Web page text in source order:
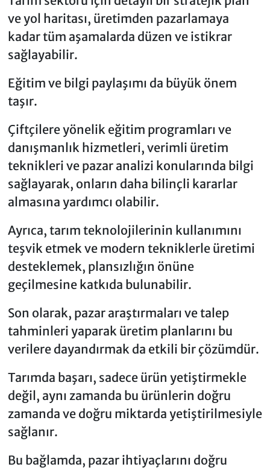
ve yol haritası, üretimden pazarlamaya
kadar tüm aşamalarda düzen ve istikrar
sağlayabilir.
Eğitim ve bilgi paylaşımı da büyük önem
taşır.
Çiftçilere yönelik eğitim programları ve
danışmanlık hizmetleri, verimli üretim
teknikleri ve pazar analizi konularında bilgi
sağlayarak, onların daha bilinçli kararlar
almasına yardımcı olabilir.
Ayrıca, tarım teknolojilerinin kullanımını
teşvik etmek ve modern tekniklerle üretimi
desteklemek, plansızlığın önüne
geçilmesine katkıda bulunabilir.
Son olarak, pazar araştırmaları ve talep
tahminleri yaparak üretim planlarını bu
verilere dayandırmak da etkili bir çözümdür.
Tarımda başarı, sadece ürün yetiştirmekle
değil, aynı zamanda bu ürünlerin doğru
zamanda ve doğru miktarda yetiştirilmesiyle
sağlanır.
Bu bağlamda, pazar ihtiyaçlarını doğru